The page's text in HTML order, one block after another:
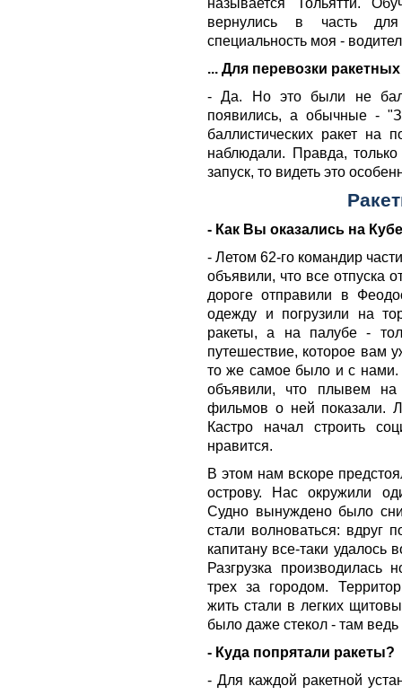
вернулись в часть
специальность моя -
... Для перевозки
- Да. Но это были не
появились, а обычные -
баллистических ракет на
наблюдали. Правда,
запуск, то видеть это
- Как Вы оказались на
- Летом 62-го командир
объявили, что все отпуска
дороге отправили в
одежду и погрузили на
ракеты, а на палубе -
путешествие, которое вам
то же самое было и с нами.
объявили, что плывем на
фильмов о ней показали.
Кастро начал строить
нравится.
В этом нам вскоре
острову. Нас окружили
Судно вынуждено было
стали волноваться: вдруг
капитану все-таки удалось
Разгрузка производилась
трех за городом.
жить стали в легких
было даже стекол - там ведь
- Куда попрятали ракеты?
- Для каждой ракетной